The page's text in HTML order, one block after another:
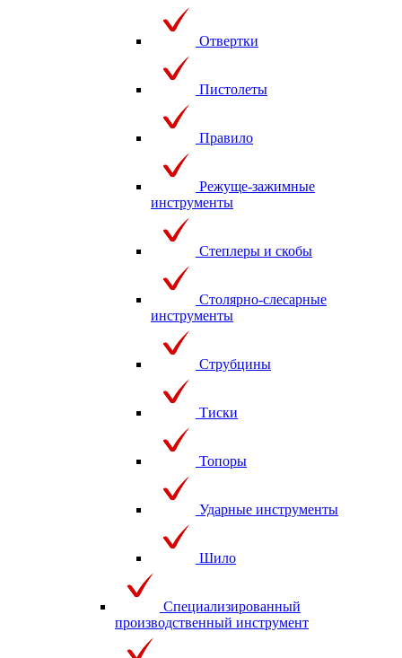
Отвертки
Пистолеты
Правило
Режуще-зажимные
инструменты
Степлеры и скобы
Столярно-слесарные
инструменты
Струбцины
Тиски
Топоры
Ударные инструменты
Шило
Специализированный
производственный инструмент